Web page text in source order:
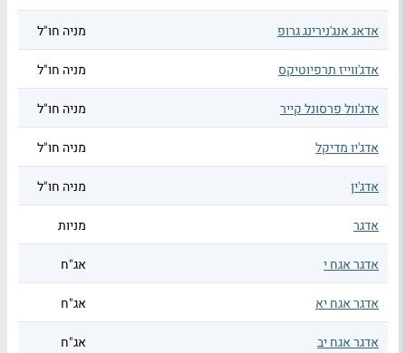
אדאג אנג'נירינג גרופ מניה חו"ל
אדג'ווייז תרפיוטיקס מניה חו"ל
אדג'וול פרסונל קייר מניה חו"ל
אדג'יו מדיקל מניה חו"ל
אדג'ין מניה חו"ל
אדגר מניות
אדגר אגח י אג"ח
אדגר אגח יא אג"ח
אדגר אגח יב אג"ח